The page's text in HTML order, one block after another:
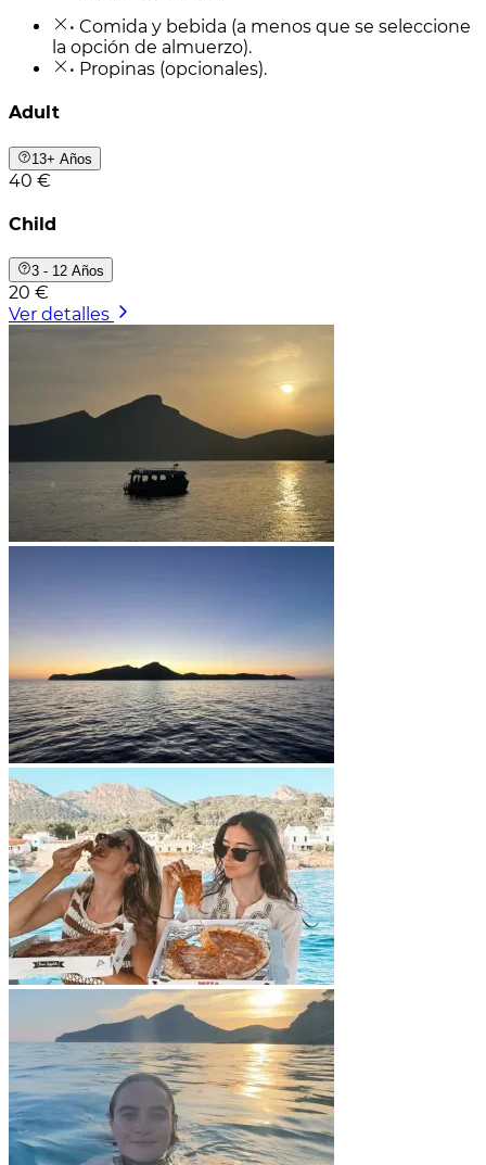
• Comida y bebida (a menos que se seleccione
la opción de almuerzo).
• Propinas (opcionales).
Adult
13+ Años
40 €
Child
3 - 12 Años
20 €
Ver detalles